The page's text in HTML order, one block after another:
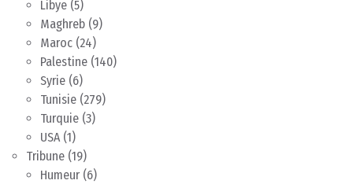
Libye (5)
Maghreb (9)
Maroc (24)
Palestine (140)
Syrie (6)
Tunisie (279)
Turquie (3)
USA(1)
Tribune (19)
Humeur (6)